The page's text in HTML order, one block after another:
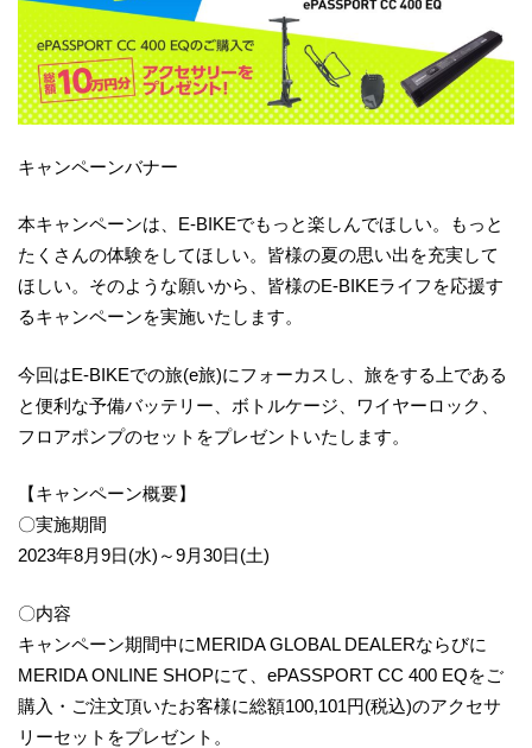
キャンペーンバナー
本キャンペーンは、E-BIKEでもっと楽しんでほしい。もっと
たくさんの体験をしてほしい。皆様の夏の思い出を充実して
ほしい。そのような願いから、皆様のE-BIKEライフを応援す
るキャンペーンを実施いたします。
今回はE-BIKEでの旅(e旅)にフォーカスし、旅をする上である
と便利な予備バッテリー、ボトルケージ、ワイヤーロック、
フロアポンプのセットをプレゼントいたします。
【キャンペーン概要】
〇実施期間
2023年8月9日(水)～9月30日(土)
〇内容
キャンペーン期間中にMERIDA GLOBAL DEALERならびに
MERIDA ONLINE SHOPにて、ePASSPORT CC 400 EQをご
購入・ご注文頂いたお客様に総額100,101円(税込)のアクセサ
リーセットをプレゼント。